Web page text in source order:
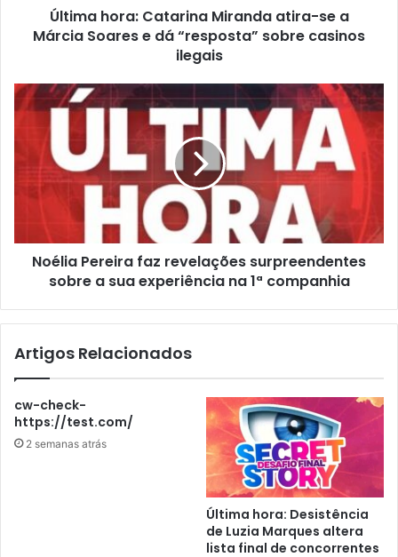
Última hora: Catarina Miranda atira-se a
Márcia Soares e dá “resposta” sobre casinos
ilegais
Noélia Pereira faz revelações surpreendentes
sobre a sua experiência na 1ª companhia
Artigos Relacionados
cw-check-
https://test.com/
2 semanas atrás
Última hora: Desistência
de Luzia Marques altera
lista final de concorrentes